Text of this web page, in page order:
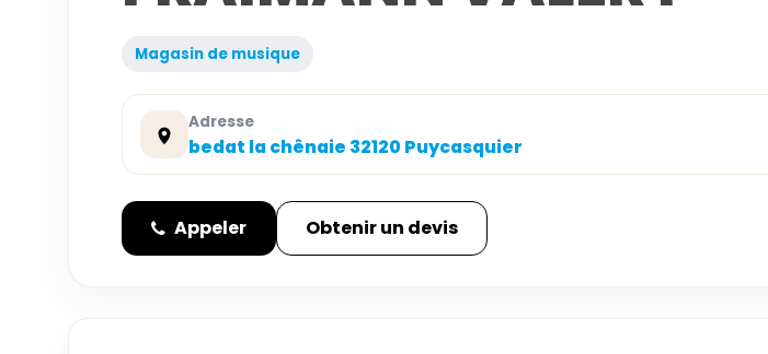
Magasin de musique
Adresse
bedat la chênaie 32120 Puycasquier
Appeler Obtenir un devis